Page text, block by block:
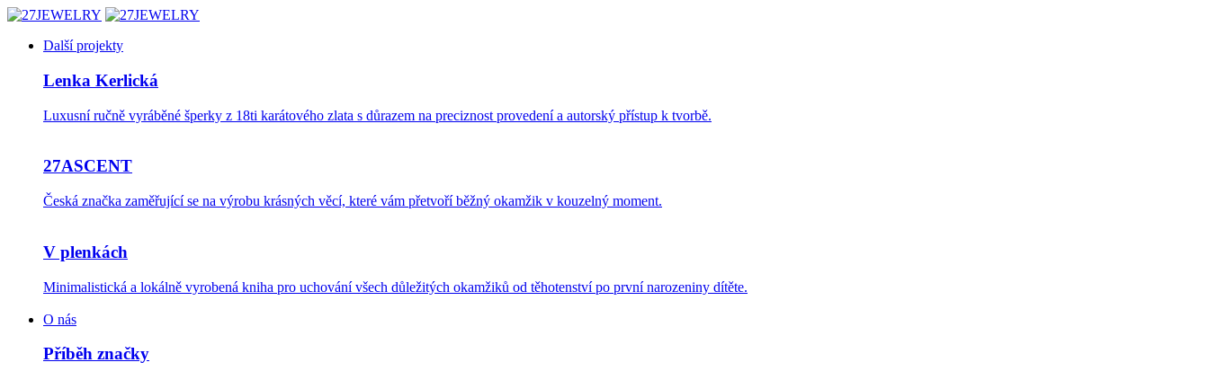
Další projekty
Lenka Kerlická
Luxusní ručně vyráběné šperky z 18ti karátového zlata s důrazem na preciznost provedení a autorský přístup k tvorbě.
27ASCENT
Česká značka zaměřující se na výrobu krásných věcí, které vám přetvoří běžný okamžik v kouzelný moment.
V plenkách
Minimalistická a lokálně vyrobená kniha pro uchování všech důležitých okamžiků od těhotenství po první narozeniny dítěte.
O nás
Příběh značky